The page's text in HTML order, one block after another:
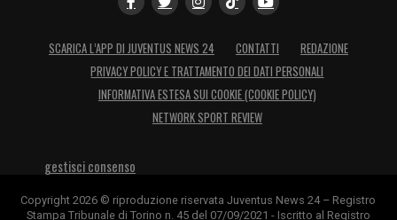
SCARICA L’APP DI JUVENTUS NEWS 24 CONTATTI
REDAZIONE
PRIVACY POLICY E TRATTAMENTO DEI DATI PERSONALI
INFORMATIVA ESTESA SUI COOKIE (COOKIE POLICY)
NETWORK SPORT REVIEW
gestisci consenso
Copyright 2026 © riproduzione riservata Juventus News 24 – Registro
Stampa Tribunale di Torino n. 45 del 07/09/2021 - Iscritto al Registro